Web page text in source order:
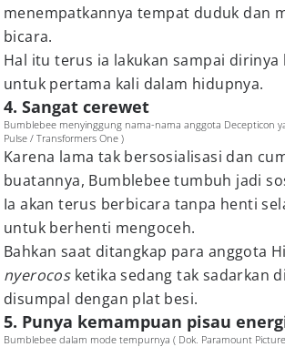
menempatkannya tempat duduk dan
bicara.
Hal itu terus ia lakukan sampai
untuk pertama kali dalam hidupnya.
4. Sangat cerewet
Bumblebee menyinggung nama-nama anggota Decepticon
Pulse / Transformers One )
Karena lama tak bersosialisasi dan
buatannya, Bumblebee tumbuh jadi
Ia akan terus berbicara tanpa henti
untuk berhenti mengoceh.
Bahkan saat ditangkap para anggota
nyerocos ketika sedang tak sadarkan
disumpal dengan plat besi.
5. Punya kemampuan pisau
Bumblebee dalam mode tempurnya ( Dok. Paramount